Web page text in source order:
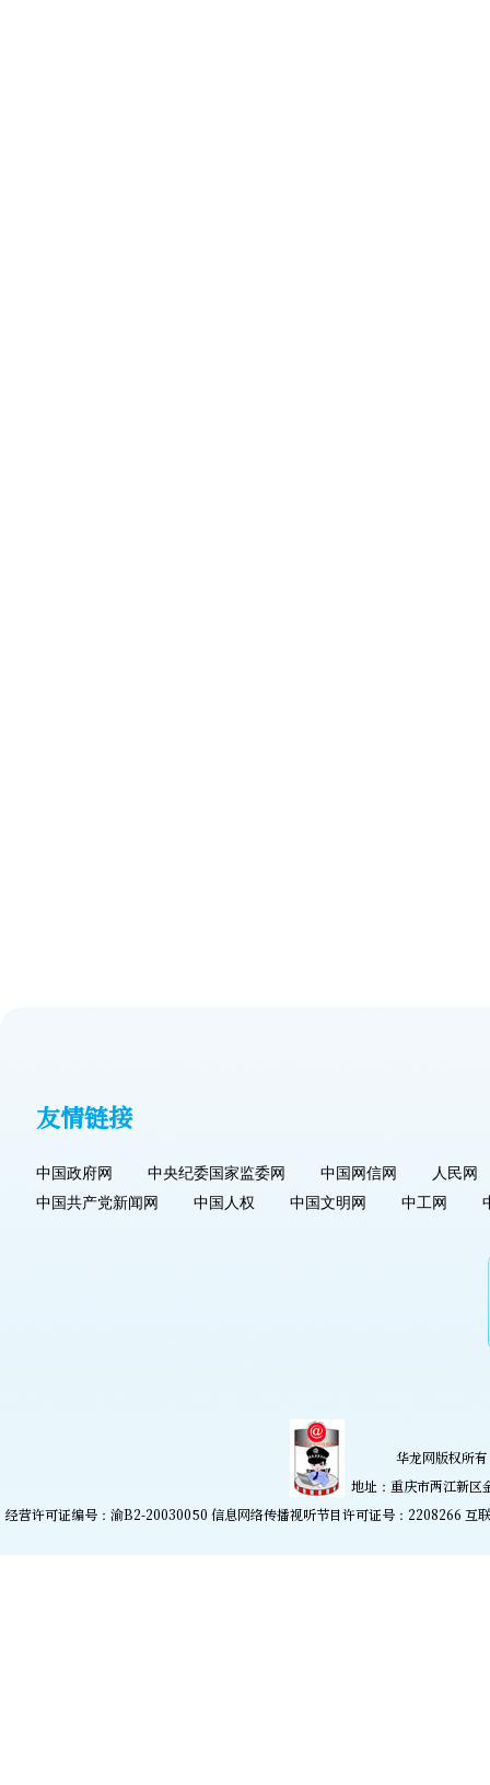
友情链接
中国政府网 中央纪委国家监委网 中国网信网
人民网
中国共产党新闻网
中国人权 中国文明网 中工网
华龙网版权所
地址：重庆市两江新
经营许可证编号：渝B2-20030050 信息网络传播视听节目许可证号：2208266 互